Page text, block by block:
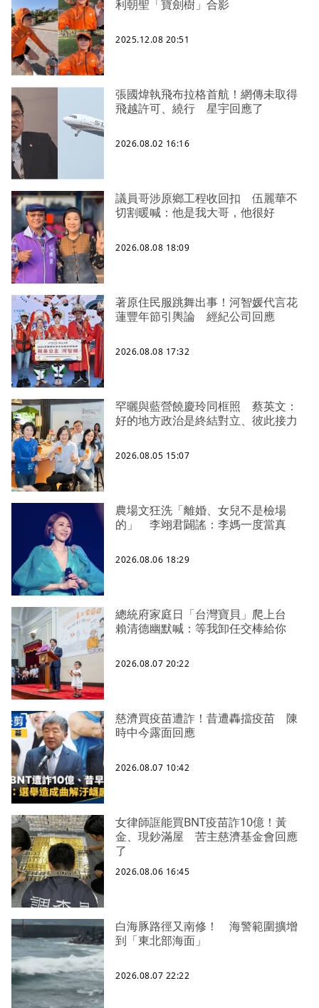
利朝聖「寶劍樹」合影
2025.12.08 20:51
張國煒執飛布拉格首航！網傳未取得
飛越許可、繞行 星宇回應了
2026.08.02 16:16
議員哥涉原鄉工程收回扣 伍麗華不
切割暖喊：他是我大哥，他很好
2026.08.08 18:09
著原住民服跳舞出事！河智媛代言花
蓮豐年節引輿論 經紀公司回應
2026.08.08 17:32
罕曬與藍營饒慶玲同框照 蔡英文：
好的地方政治是終結對立、彼此接力
2026.08.05 15:07
農場文狂洗「離婚、女兒不是檢場
的」 李翊君闢謠：李媽一度當真
2026.08.06 18:29
總統府家庭日「台灣寶貝」爬上台
賴清德幽默喊：等我卸任交棒給你
2026.08.07 20:22
慈濟買疫苗遭詐！昔遭轟擋疫苗 陳
時中今露面回應
2026.08.07 10:42
女律師誆能買BNT疫苗詐10億！黃
金、現鈔滿屋 苦主慈濟基金會回應
了
2026.08.06 16:45
白海豚路徑又南修！ 海警範圍擴增
到「東北部海面」
2026.08.07 22:22